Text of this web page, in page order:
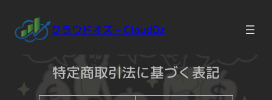
to
content
クラウドオズ – CloudOz
特定商取引法に基づく表記